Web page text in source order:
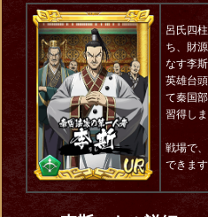
呂氏四
ち、財
なす李
英雄台
て秦国
習得しま
戦場で
できます